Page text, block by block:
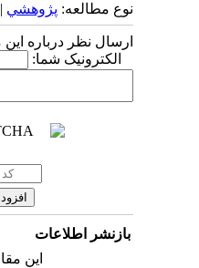
نوع مطالعه:پژوهشي|
ارسال نظر درباره این
الکترونیک شما:
بازنشر اطلاعات
این